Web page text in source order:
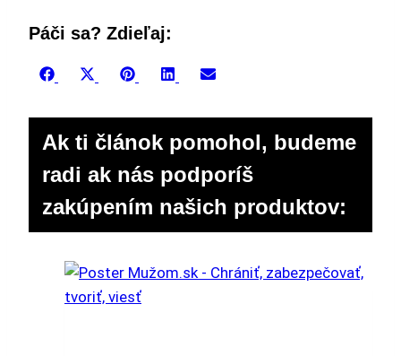
Páči sa? Zdieľaj:
Share
Facebook
Share
Share
PinterestShare
LinkedInShare
Ak ti článok pomohol, budeme
radi ak nás podporíš
zakúpením našich produktov: